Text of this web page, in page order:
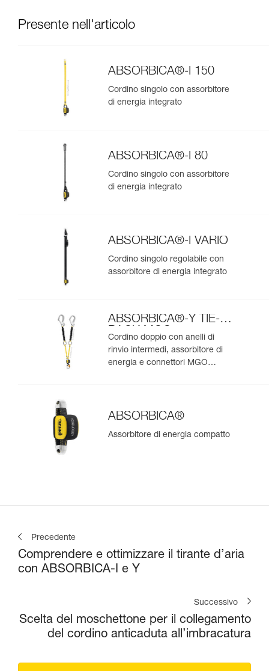
Presente nell'articolo
ABSORBICA®-I 150
Cordino singolo con assorbitore
di energia integrato
ABSORBICA®-I 80
Cordino singolo con assorbitore
di energia integrato
ABSORBICA®-I VARIO
Cordino singolo regolabile con
assorbitore di energia integrato
ABSORBICA®-Y TIE-
BACK MGO
Cordino doppio con anelli di
rinvio intermedi, assorbitore di
energia e connettori MGO
ABSORBICA®
Assorbitore di energia compatto
Precedente
Comprendere e ottimizzare il tirante d’aria
con ABSORBICA-I e Y
Successivo
Scelta del moschettone per il collegamento
del cordino anticaduta all’imbracatura